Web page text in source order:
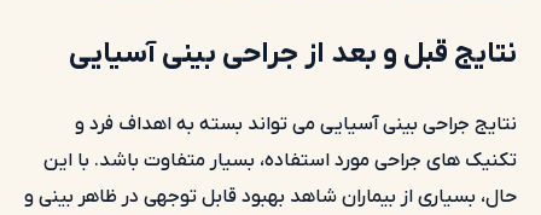
نتایج قبل و بعد از جراحی بینی آسیایی
نتایج جراحی بینی آسیایی می تواند بسته به اهداف فرد و
تکنیک های جراحی مورد استفاده، بسیار متفاوت باشد. با این
حال، بسیاری از بیماران شاهد بهبود قابل توجهی در ظاهر بینی و